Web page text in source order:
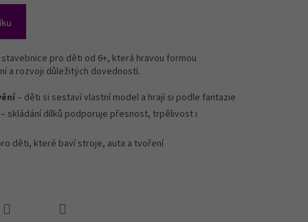
pro děti od 6+, která hravou formou
a rozvoji důležitých dovedností.
– děti si sestaví vlastní model a hrají si podle fantazie
– skládání dílků podporuje přesnost, trpělivost i
děti, které baví stroje, auta a tvoření